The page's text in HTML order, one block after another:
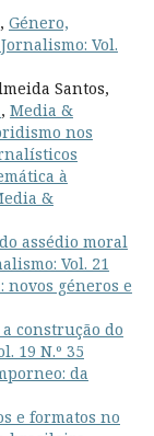
Género,
Vol.
Santos,
, Media &
nos
à
&
assédio moral
Vol. 21
novos géneros e
construção do
19 N.º 35
da
e formatos no